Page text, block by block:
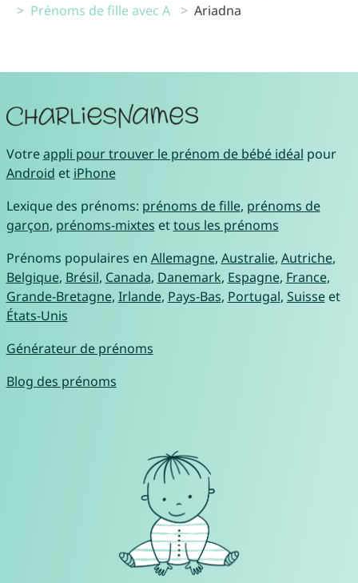
Prénoms de fille avec A
Ariadna
Votreappli pour trouver le prénom de bébé idéal pour
Android et iPhone
Lexique des prénoms: prénoms de fille, prénoms de
garçon, prénoms-mixtes ettous les prénoms
Prénoms populaires en Allemagne, Australie, Autriche,
Belgique, Brésil, Canada, Danemark, Espagne, France,
Grande-Bretagne, Irlande, Pays-Bas, Portugal, Suisseet
États-Unis
Générateur de prénoms
Blog des prénoms